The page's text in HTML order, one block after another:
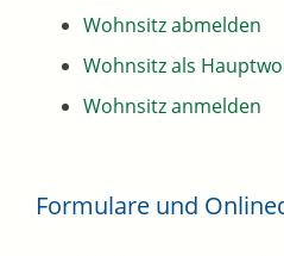
Wohnsitz abmelden
Wohnsitz als
Wohnsitz anmelden
Formulare und